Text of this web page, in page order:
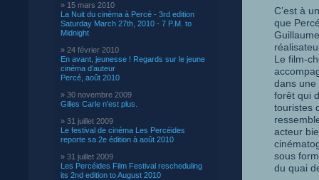
» 15 mars 2010
La Nuit du cinéma à Percé - 3rd edition
Saturday March 27th, 2010 - 7 P.M. to
Midnight
» 24 février 2010
En avant, jeunesse ! Regards sur le jeune
cinéma d’auteur
Percé, août 2010
» 30 novembre 2009
Gilles Carle n'est plus.
» 31 juillet 2009
Le festival de cinéma Les Percéides
reporte sa 2e édition à août 2010
» 31 juillet 2009
Les Percéides Film Festival rescheduling
its 2nd edition to August 2010
C’est à
que
Le film-
dans une
forêt qui
touristes
acteur
sous
du quai